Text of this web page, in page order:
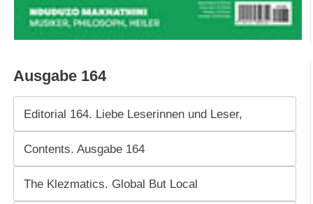
Ausgabe 164
Editorial 164. Liebe Leserinnen und Leser,
Contents. Ausgabe 164
The Klezmatics. Global But Local